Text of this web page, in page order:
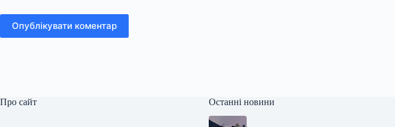
Опублікувати коментар
Про сайт Останні новини